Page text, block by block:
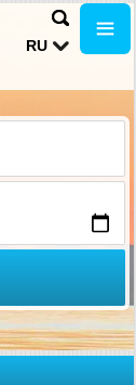
RU